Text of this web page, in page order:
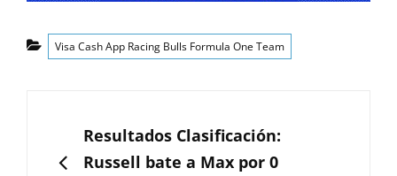
Categorías
Visa Cash App Racing Bulls Formula One Team
entradas
ANTERIOR
Resultados Clasificación:
Russell bate a Max por 0